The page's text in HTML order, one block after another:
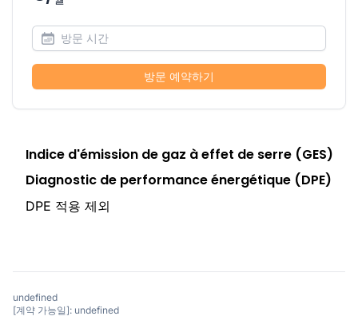
방문 예약하기
Indice d'émission de gaz à effet de serre (GES)
Diagnostic de performance énergétique (DPE)
DPE 적용 제외
undefined
[계약 가능일]: undefined